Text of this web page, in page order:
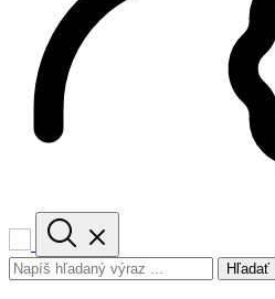
Hľadať